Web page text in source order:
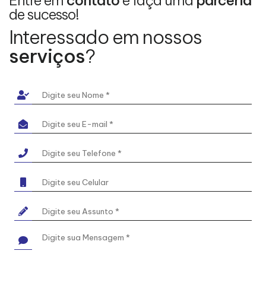
de sucesso!
Interessado em nossos
serviços?